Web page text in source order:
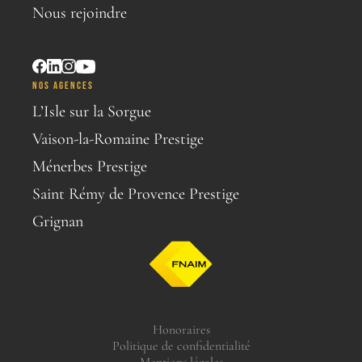
Nous rejoindre
NOS AGENCES
L’Isle sur la Sorgue
Vaison-la-Romaine Prestige
Ménerbes Prestige
Saint Rémy de Provence Prestige
Grignan
Honoraires
Politique de confidentialité